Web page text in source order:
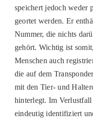
speichert jedoch weder
geortet werden. Er
Nummer, die nichts
gehört. Wichtig ist
Menschen auch
die auf dem
mit den Tier- und
hinterlegt. Im
eindeutig identifiziert